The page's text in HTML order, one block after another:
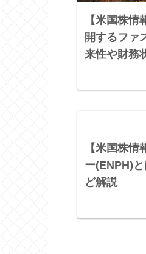
【米国株
開するファ
来性や財務
【米国株
ー(ENPH)
ど解説